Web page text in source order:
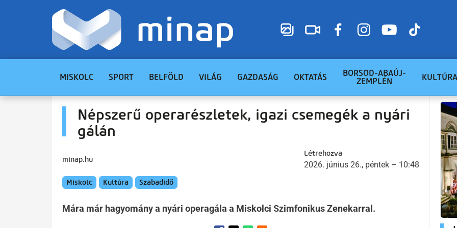
MISKOLC SPORT BELFÖLD VILÁG GAZDASÁG OKTATÁS
BORSOD-ABAÚJ-
ZEMPLÉN
KULTÚRA
Népszerű operarészletek, igazi csemegék a nyári
gálán
minap.hu
Létrehozva
2026. június 26., péntek – 10:48
Miskolc Kultúra Szabadidő
Mára már hagyomány a nyári operagála a Miskolci Szimfonikus Zenekarral.